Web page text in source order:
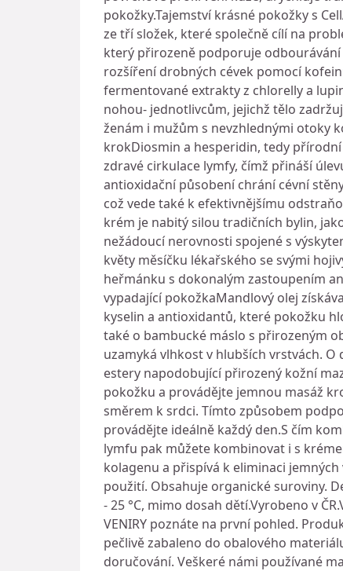
pokožky.Tajemství krásné pokožky s
ze tří složek, které společně cílí na
který přirozeně podporuje
rozšíření drobných cévek pomocí
fermentované extrakty z chlorelly a
nohou- jednotlivcům, jejichž tělo
ženám i mužům s nevzhlednými otoky
krokDiosmin a hesperidin, tedy
zdravé cirkulace lymfy, čímž přináší
antioxidační působení chrání cévní
což vede také k efektivnějšímu
krém je nabitý silou tradičních bylin,
nežádoucí nerovnosti spojené s
květy měsíčku lékařského se svými
heřmánku s dokonalým zastoupením
vypadající pokožkaMandlový olej
kyselin a antioxidantů, které pokožku
také o bambucké máslo s přirozeným
uzamyká vlhkost v hlubších vrstvách.
estery napodobující přirozený kožní
pokožku a provádějte jemnou masáž
směrem k srdci. Tímto způsobem
provádějte ideálně každý den.S čím
lymfu pak můžete kombinovat i s
kolagenu a přispívá k eliminaci
použití. Obsahuje organické suroviny.
- 25 °C, mimo dosah dětí.Vyrobeno v
VENIRY poznáte na první pohled.
pečlivě zabaleno do obalového
doručování. Veškeré námi používané